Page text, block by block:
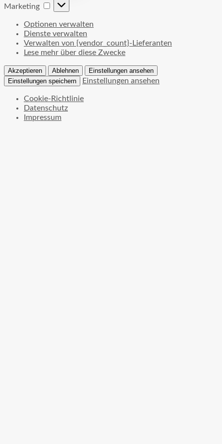
Marketing Marketing
Optionen verwalten
Dienste verwalten
Verwalten von {vendor_count}-Lieferanten
Lese mehr über diese Zwecke
Akzeptieren Ablehnen
Einstellungen ansehen
Einstellungen speichern
Einstellungen ansehen
Cookie-Richtlinie
Datenschutz
Impressum